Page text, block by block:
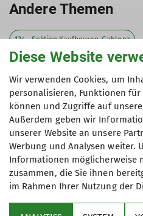
E-Mail:
gablonz.de
- Kletterjugend | 10 - 14
Kaufbeuren-Gablonz -
(alpenverein-kaufbeuren-
mehr erfahren
Andere Themen
134 - Sektion Kaufbeuren-Gablonz
Jugendgruppen Kajak
MTB-Gruppe PUMA
Tourenberichte Kajak
Sektion
Diese Website
Wir verwenden Cookies, um
personalisieren, Funktionen
können und Zugriffe auf
Außerdem geben wir
unserer Website an unsere
Werbung und Analysen weiter.
Informationen möglicherweise
zusammen, die Sie ihnen
im Rahmen Ihrer Nutzung der